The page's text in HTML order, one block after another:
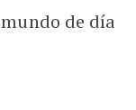
de día